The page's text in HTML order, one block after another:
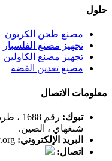
حلول
مصنع طحن الكربون
تجهيز مصنع الفلسبار
تجهيز مصنع الكاولين
مصنع تعدين الفضة
معلومات الاتصال
تبوك:
شنغهاي ، الصين.
البريد الإلكتروني:
اتصال: